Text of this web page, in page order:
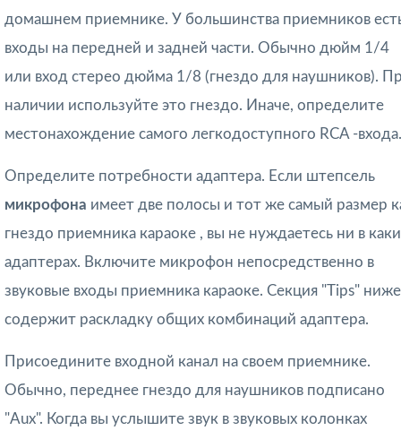
домашнем приемнике. У большинства приемников
входы на передней и задней части. Обычно дюйм 1/4
или вход стерео дюйма 1/8 (гнездо для наушников).
наличии используйте это гнездо. Иначе, определите
местонахождение самого легкодоступного RCA -входа.
Определите потребности адаптера. Если штепсель
микрофона имеет две полосы и тот же самый размер
гнездо приемника караоке , вы не нуждаетесь ни в
адаптерах. Включите микрофон непосредственно в
звуковые входы приемника караоке. Секция "Tips" ниже
содержит раскладку общих комбинаций адаптера.
Присоедините входной канал на своем приемнике.
Обычно, переднее гнездо для наушников подписано
"Aux". Когда вы услышите звук в звуковых колонках